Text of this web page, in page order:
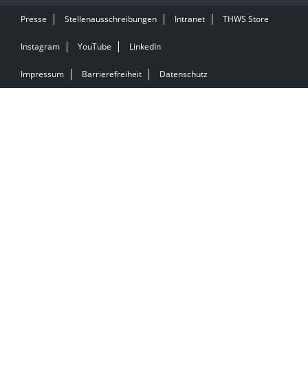
Presse Stellenausschreibungen Intranet THWS Store
Instagram YouTube LinkedIn
Impressum Barrierefreiheit Datenschutz